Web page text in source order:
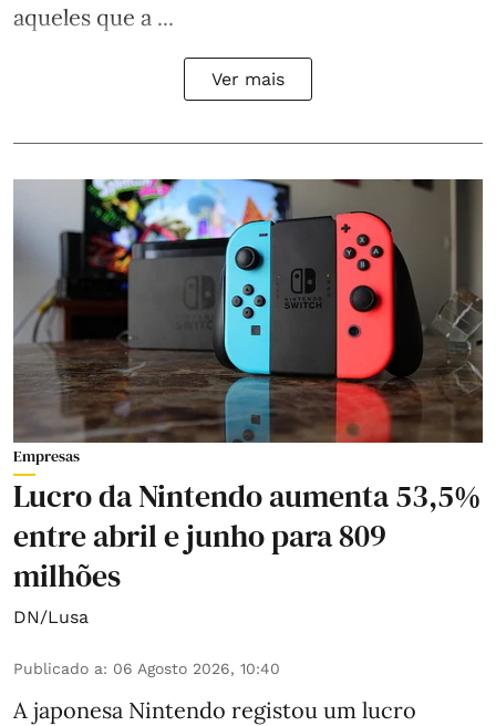
aqueles que a ...
Ver mais
Empresas
Lucro da Nintendo aumenta 53,5%
entre abril e junho para 809
milhões
DN/Lusa
Publicado a: 06 Agosto 2026, 10:40
A japonesa Nintendo registou um lucro